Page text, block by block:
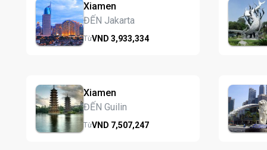
Xiamen
ĐẾN Jakarta
TừVND 3,933,334
Xiamen
ĐẾN Guilin
TừVND 7,507,247